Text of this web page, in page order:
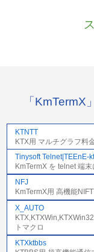
「
KTNTT
KTX用 マルチグラフ料
Tinysoft Telnet|TEEnE-
KmTermX を telnet 端
NFJ
KmTermX用 高機能
X_AUTO
トマクロ
KTXktbbs